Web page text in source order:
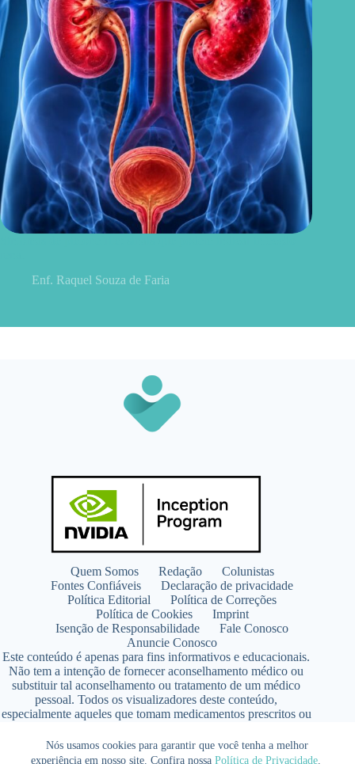
Nós usamos cookies para garantir que você tenha a melhor
experiência em nosso site. Confira nossa Política de Privacidade.
Enf. Raquel Souza de Faria
Quem Somos Redação
Colunistas
Fontes Confiáveis
Declaração de privacidade
Política Editorial
Política de Correções
Política de Cookies
Imprint
Isenção de Responsabilidade
Fale Conosco
Anuncie Conosco
Este conteúdo é apenas para fins informativos e educacionais.
Não tem a intenção de fornecer aconselhamento médico ou
substituir tal aconselhamento ou tratamento de um médico
pessoal. Todos os visualizadores deste conteúdo,
especialmente aqueles que tomam medicamentos prescritos ou
qualquer programa de nutrição, suplementação ou estilo de
vida.